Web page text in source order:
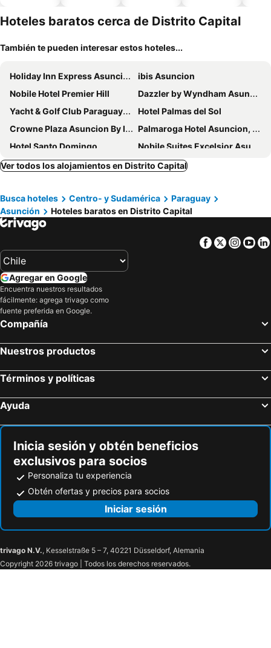
mascotas
Hoteles baratos cerca de Distrito Capital
También te pueden interesar estos hoteles...
Holiday Inn Express Asuncion Aviadores by IHG
ibis Asuncion
Nobile Hotel Premier Hill
Dazzler by Wyndham Asuncion
Yacht & Golf Club Paraguayo, a Tribute Portfolio Resort
Hotel Palmas del Sol
Crowne Plaza Asuncion By Ihg
Palmaroga Hotel Asuncion, Tapestry Collection by Hilton
Hotel Santo Domingo
Nobile Suites Excelsior Asuncion
Tryp by Wyndham Asuncion
Portal Del Sol
Hotel Cecilia
Aloft Asuncion
Sheraton Asuncion Hotel
Hotel Guarani Asuncion
SBS Hotel & Spa
Esplendor by Wyndham Asunción
Gran Hotel del Paraguay
Gran Hotel Parana
Madre Natura
The Hub Urban Hotel
Asuncion Palace
Giuseppe Suites Hotel
La Mision Hotel Boutique
CENTRAL RIVIERA HOTEL Asunción
Paramanta Lifestyle Hotel
Hotel Maison Suisse
Hotel Bristol
Mandala
Tapu'a Departamentos
ÚNICO - Stay & Residences by AVA
Cuba linda
Comfortable Villa Morra Loft
Sabe Center Hotel
Gran Bourbon Hotel Asunción
Das Heim Hotel
Ross Char Hotel
La Casona Hotel Boutique
Habitación en casa zona Asunción
Ver todos los alojamientos en Distrito Capital
Busca hoteles Centro- y Sudamérica
Paraguay
Asunción
Hoteles baratos en Distrito Capital
Facebook
Twitter
Agregar en Google
Encuentra nuestros resultados
fácilmente: agrega trivago como
fuente preferida en Google.
Compañía
Nuestros productos
Términos y políticas
Ayuda
Inicia sesión y obtén beneficios
exclusivos para socios
Personaliza tu experiencia
Obtén ofertas y precios para socios
Iniciar sesión
trivago N.V., Kesselstraße 5 – 7, 40221 Düsseldorf, Alemania
Copyright 2026 trivago | Todos los derechos reservados.